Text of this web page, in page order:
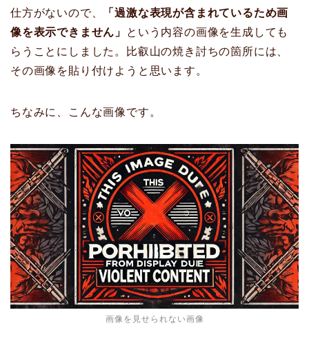
仕方がないので、
「過激な表現が含まれているため画
像を表示できません」
という内容の画像を生成しても
らうことにしました。比叡山の焼き討ちの箇所には、
その画像を貼り付けようと思います。
ちなみに、こんな画像です。
画像を見せられない画像